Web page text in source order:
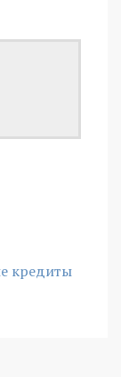
кредиты